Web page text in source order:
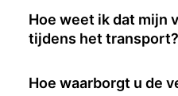
Hoe weet ik dat mijn
tijdens het transport?
Hoe waarborgt u de